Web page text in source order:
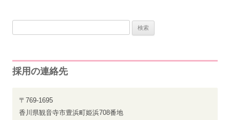
採用の連絡先
〒769-1695
香川県観音寺市豊浜町姫浜708番地